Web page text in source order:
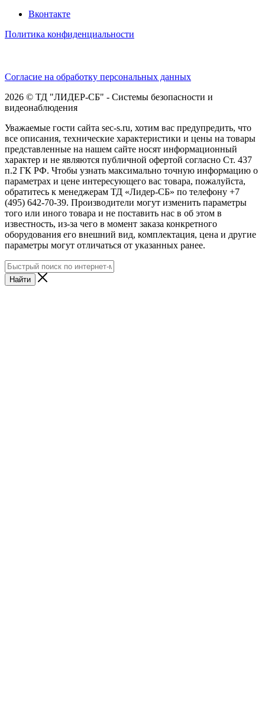
Вконтакте
Политика конфиденциальности
Согласие на обработку персональных данных
2026 © ТД "ЛИДЕР-СБ" - Системы безопасности и
видеонаблюдения
Уважаемые гости сайта sec-s.ru, хотим вас предупредить, что
все описания, технические характеристики и цены на товары
представленные на нашем сайте носят информационный
характер и не являются публичной офертой согласно Ст. 437
п.2 ГК РФ. Чтобы узнать максимально точную информацию о
параметрах и цене интересующего вас товара, пожалуйста,
обратитесь к менеджерам ТД «Лидер-СБ» по телефону +7
(495) 642-70-39. Производители могут изменить параметры
того или иного товара и не поставить нас в об этом в
известность, из-за чего в момент заказа конкретного
оборудования его внешний вид, комплектация, цена и другие
параметры могут отличаться от указанных ранее.
Найти